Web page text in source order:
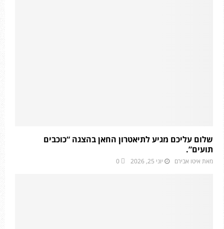
שלום עליכם מגיע לתיאטרון החאן בהצגה “כוכבים
תועים”.
מאת איטו אבירם יוני 25, 2026 0